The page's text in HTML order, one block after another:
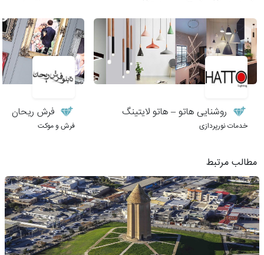
روشنایی هاتو – هاتو لایتینگ
خدمات نورپردازی
فرش ریحان
فرش و موکت
مطالب مرتبط